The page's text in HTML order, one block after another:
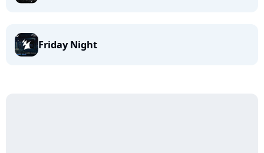
Friday Night